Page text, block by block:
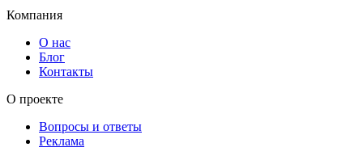
Компания
О нас
Блог
Контакты
О проекте
Вопросы и ответы
Реклама